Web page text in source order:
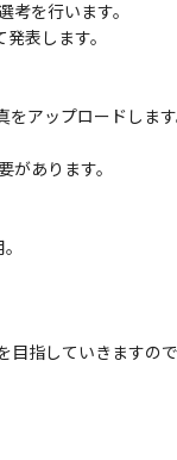
を行います。
表します。
アップロードします
があります。
指していきますの